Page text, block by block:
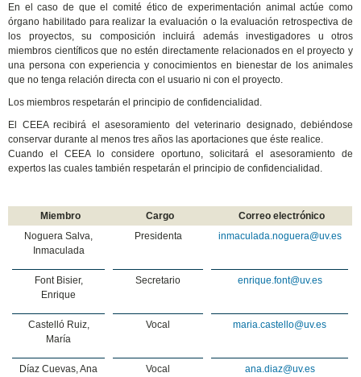
En el caso de que el comité ético de experimentación animal actúe como
órgano habilitado para realizar la evaluación o la evaluación retrospectiva de
los proyectos, su composición incluirá además investigadores u otros
miembros científicos que no estén directamente relacionados en el proyecto y
una persona con experiencia y conocimientos en bienestar de los animales
que no tenga relación directa con el usuario ni con el proyecto.
Los miembros respetarán el principio de confidencialidad.
El CEEA recibirá el asesoramiento del veterinario designado, debiéndose
conservar durante al menos tres años las aportaciones que éste realice.
Cuando el CEEA lo considere oportuno, solicitará el asesoramiento de
expertos las cuales también respetarán el principio de confidencialidad.
Miembro Cargo
Correo electrónico
Noguera Salva,
Inmaculada
Presidenta inmaculada.noguera@uv.es
Font Bisier,
Enrique
Secretario enrique.font@uv.es
Castelló Ruiz,
María
Vocal maria.castello@uv.es
Díaz Cuevas, Ana Vocal ana.diaz@uv.es